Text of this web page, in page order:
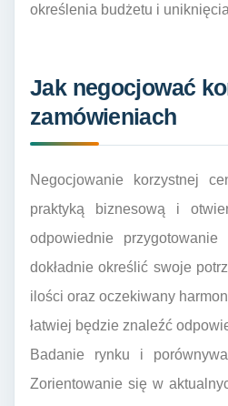
określenia budżetu i
Jak negocjować
zamówieniach
Negocjowanie korzystnej
praktyką biznesową i
odpowiednie
dokładnie określić swoje
ilości oraz oczekiwany
łatwiej będzie znaleźć
Badanie rynku i
Zorientowanie się w